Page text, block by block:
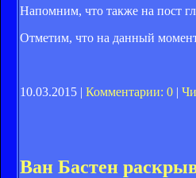
Напомним, что также на пост
Отметим, что на данный
10.03.2015 | Комментарии: 0 |
Ван Бастен